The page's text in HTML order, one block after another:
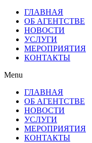
ГЛАВНАЯ
ОБ АГЕНТСТВЕ
НОВОСТИ
УСЛУГИ
МЕРОПРИЯТИЯ
КОНТАКТЫ
Menu
ГЛАВНАЯ
ОБ АГЕНТСТВЕ
НОВОСТИ
УСЛУГИ
МЕРОПРИЯТИЯ
КОНТАКТЫ